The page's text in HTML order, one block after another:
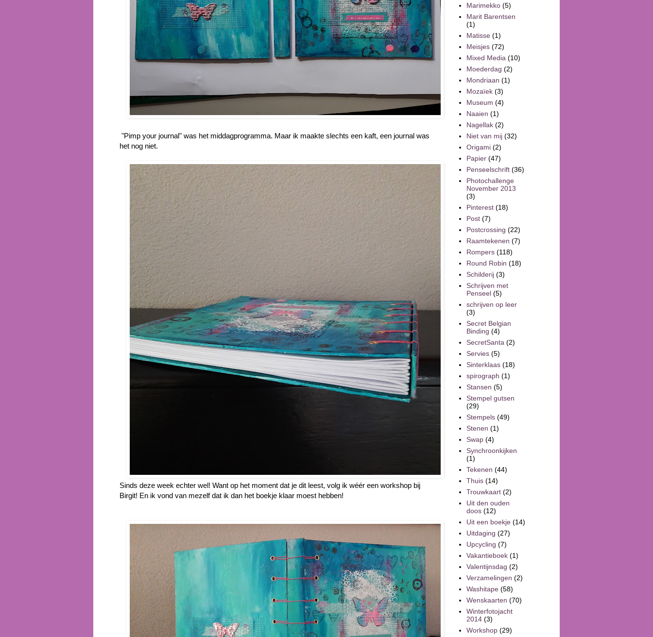
"Pimp your journal" was het middagprogramma. Maar ik maakte slechts een kaft, een journal was
het nog niet.
Sinds deze week echter wel! Want op het moment dat je dit leest, volg ik wéér een workshop bij
Birgit! En ik vond van mezelf dat ik dan het boekje klaar moest hebben!
Marimekko (5)
Marit Barentsen
(1)
Matisse (1)
Meisjes (72)
Mixed Media (10)
Moederdag (2)
Mondriaan (1)
Mozaïek (3)
Museum (4)
Naaien (1)
Nagellak (2)
Niet van mij (32)
Origami (2)
Papier (47)
Penseelschrift (36)
Photochallenge
November 2013
(3)
Pinterest (18)
Post (7)
Postcrossing (22)
Raamtekenen (7)
Rompers (118)
Round Robin (18)
Schilderij (3)
Schrijven met
Penseel (5)
schrijven op leer
(3)
Secret Belgian
Binding (4)
SecretSanta (2)
Servies (5)
Sinterklaas (18)
spirograph (1)
Stansen (5)
Stempel gutsen
(29)
Stempels (49)
Stenen (1)
Swap (4)
Synchroonkijken
(1)
Tekenen (44)
Thuis (14)
Trouwkaart (2)
Uit den ouden
doos (12)
Uit een boekje (14)
Uitdaging (27)
Upcycling (7)
Vakantieboek (1)
Valentijnsdag (2)
Verzamelingen (2)
Washitape (58)
Wenskaarten (70)
Winterfotojacht
2014 (3)
Workshop (29)